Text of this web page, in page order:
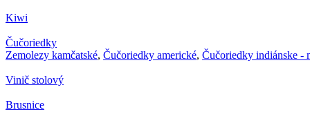
Kiwi
Čučoriedky
Zemolezy kamčatské, Čučoriedky americké, Čučoriedky indiánske -
Vinič stolový
Brusnice